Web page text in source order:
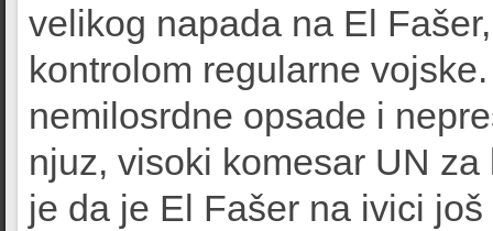
velikog napada na El
kontrolom regularne
nemilosrdne opsade i
njuz, visoki komesar UN
je da je El Fašer na ivici